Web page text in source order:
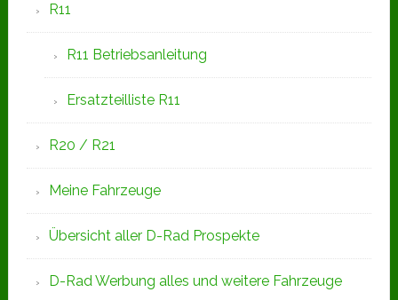
R11
R11 Betriebsanleitung
Ersatzteilliste R11
R20 / R21
Meine Fahrzeuge
Übersicht aller D-Rad Prospekte
D-Rad Werbung alles und weitere Fahrzeuge